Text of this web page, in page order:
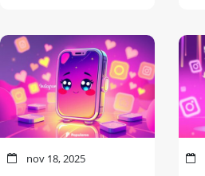
nov 18, 2025